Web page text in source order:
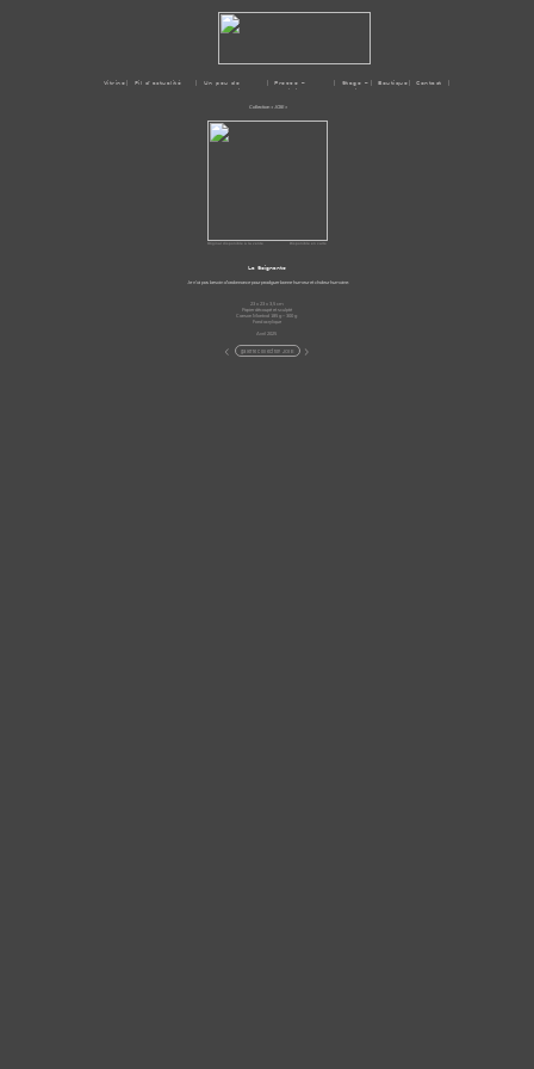
Vitrine | Fil d'actualité
| Un peu de
moi
| Presse –
Médias
| Stage –
Ateliers
| Boutique | Contact |
Collection « JOIE »
Original disponible à la vente Disponible en carte
La Soignante
Je n’ai pas besoin d’ordonnance pour prodiguer bonne humeur et chaleur humaine.
23 x 23 x 3,5 cm
Papier découpé et sculpté
Canson Montval 185 g – 300 g
Fond acrylique
Avril 2025
< galerie collection JOIE >